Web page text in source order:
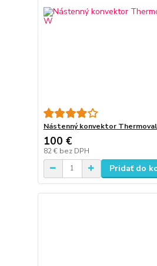
Nástenný konvektor
100 €
82 € bez DPH
Pridať do